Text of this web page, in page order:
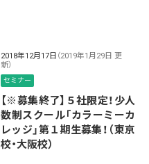
2018年12月17日 （2019年1月29日 更
新）
セミナー
【※募集終了】５社限定！少人
数制スクール「カラーミーカ
レッジ」第１期生募集！（東京
校・大阪校）